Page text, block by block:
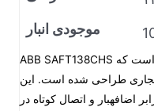
موجودی انبار
ABB SAFT138CHS یک کلید قطعکننده مدار با کارایی بالا است که
تجاری طراحی شده است. این
و اتصال کوتاه در